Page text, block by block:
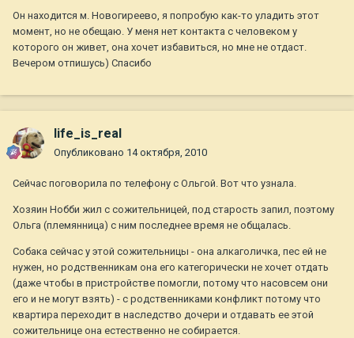
Он находится м. Новогиреево, я попробую как-то уладить этот
момент, но не обещаю. У меня нет контакта с человеком у
которого он живет, она хочет избавиться, но мне не отдаст.
Вечером отпишусь) Спасибо
life_is_real
Опубликовано 14 октября, 2010
Сейчас поговорила по телефону с Ольгой. Вот что узнала.
Хозяин Нобби жил с сожительницей, под старость запил, поэтому
Ольга (племянница) с ним последнее время не общалась.
Собака сейчас у этой сожительницы - она алкаголичка, пес ей не
нужен, но родственникам она его категорически не хочет отдать
(даже чтобы в пристройстве помогли, потому что насовсем они
его и не могут взять) - с родственниками конфликт потому что
квартира переходит в наследство дочери и отдавать ее этой
сожительнице она естественно не собирается.